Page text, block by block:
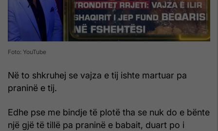
Foto: YouTube
Në to shkruhej se vajza e tij ishte martuar pa
praninë e tij.
Edhe pse me bindje të plotë tha se nuk do e bënte
një gjë të tillë pa praninë e babait, duart po i